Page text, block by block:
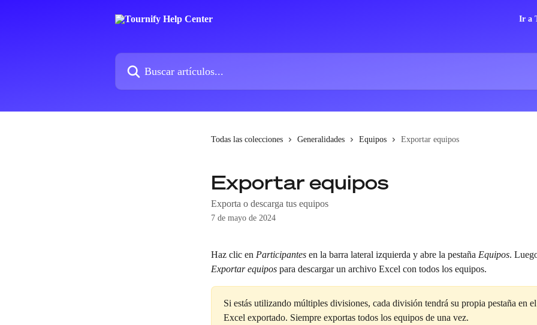
Ir a
Buscar artículos...
Todas las colecciones Generalidades Equipos Exportar equipos
Exportar equipos
Exporta o descarga tus equipos
7 de mayo de 2024
Haz clic en Participantes en la barra lateral izquierda y abre la pestaña Equipos.
Exportar equipos para descargar un archivo Excel con todos los equipos.
Si estás utilizando múltiples divisiones, cada división tendrá su propia pestaña en
Excel exportado. Siempre exportas todos los equipos de una vez.